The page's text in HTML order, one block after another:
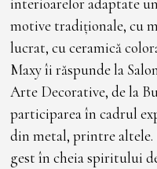
motive tradiționale, cu
lucrat, cu ceramică
Maxy îi răspunde la
Arte Decorative, de la
participarea în cadrul
din metal, printre altele.
gest în cheia spiritului